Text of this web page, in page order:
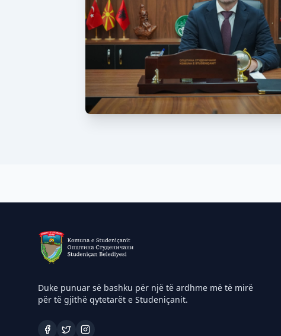
Duke punuar së bashku për një të ardhme më të mirë
për të gjithë qytetarët e Studeniçanit.